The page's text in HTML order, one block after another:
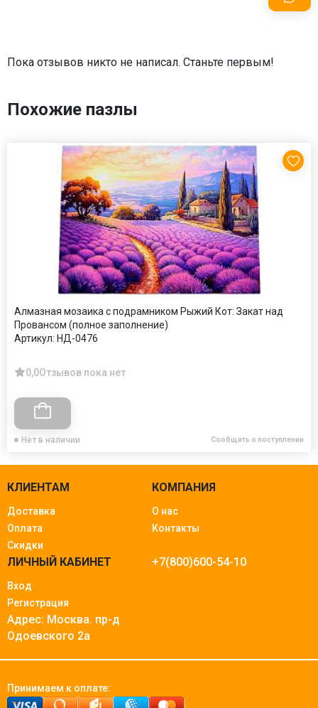
Пока отзывов никто не написал. Станьте первым!
Похожие пазлы
Алмазная мозаика с подрамником Рыжий Кот: Закат над
Провансом (полное заполнение)
Артикул: НД-0476
0,0Отзывов пока нет
Нет в наличии Сообщить о поступлении
КЛИЕНТАМ
Доставка
Оплата
Скидки
КОМПАНИЯ
О нас
Контакты
ЛИЧНЫЙ КАБИНЕТ
Вход
Регистрация
+7(800)600-54-10
Адрес: Москва. пр-д
Одоевского 2а
Принимаем к оплате: